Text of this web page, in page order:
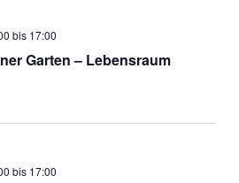
Garten – Lebensraum
bis 17:00
bis 17:00